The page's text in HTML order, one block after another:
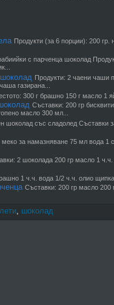
Продукти (за 6 порции): 200 гр.
с парченца шоколад
Продукти: 2 чаени чаши
газирана...
300 г брашно 150 г масло 1
Съставки: 200 гр
масло 300 мл...
шоколад със сладолед Съставки
за намазняване 75 мл вода 1
2 шоколада 200 гр масло 1
1 ч.ч. вода 1/2 ч.ч. олио
Съставки: 200 гр масло 200
, шоколад